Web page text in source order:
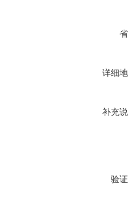
详细
补充
验